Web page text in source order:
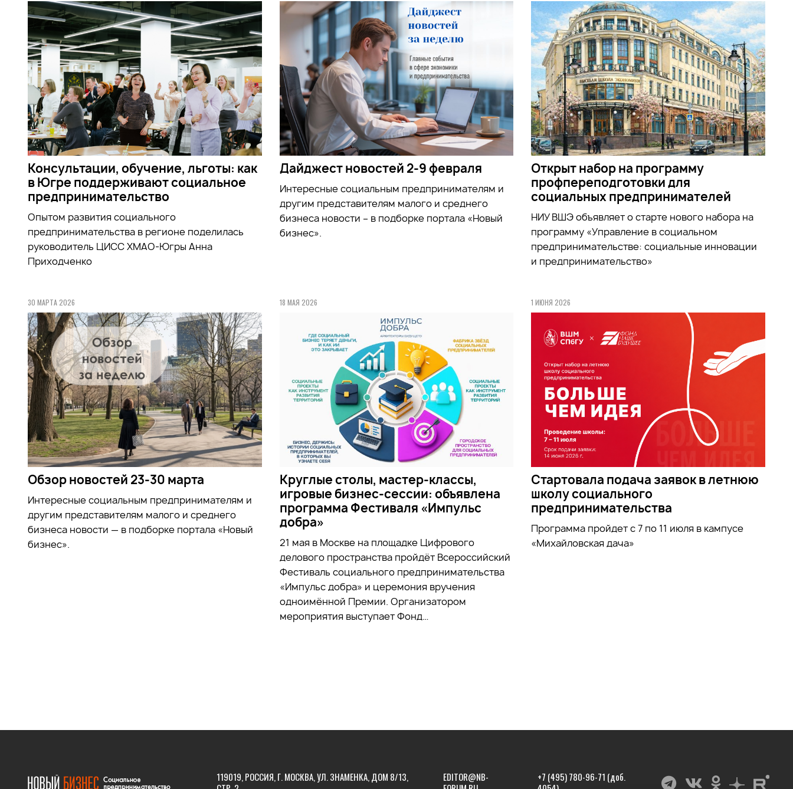
Консультации, обучение, льготы: как
в Югре поддерживают социальное
предпринимательство
Опытом развития социального
предпринимательства в регионе поделилась
руководитель ЦИСС ХМАО-Югры Анна
Приходченко
Дайджест новостей 2-9 февраля
Интересные социальным предпринимателям и
другим представителям малого и среднего
бизнеса новости – в подборке портала «Новый
бизнес».
Открыт набор на программу
профпереподготовки для
социальных предпринимателей
НИУ ВШЭ объявляет о старте нового набора на
программу «Управление в социальном
предпринимательстве: социальные инновации
и предпринимательство»
30 МАРТА 2026
Обзор новостей 23-30 марта
Интересные социальным предпринимателям и
другим представителям малого и среднего
бизнеса новости — в подборке портала «Новый
бизнес».
18 МАЯ 2026
Круглые столы, мастер-классы,
игровые бизнес-сессии: объявлена
программа Фестиваля «Импульс
добра»
21 мая в Москве на площадке Цифрового
делового пространства пройдёт Всероссийский
Фестиваль социального предпринимательства
«Импульс добра» и церемония вручения
одноимённой Премии. Организатором
мероприятия выступает Фонд…
1 ИЮНЯ 2026
Стартовала подача заявок в летнюю
школу социального
предпринимательства
Программа пройдет с 7 по 11 июля в кампусе
«Михайловская дача»
119019, РОССИЯ, Г. МОСКВА, УЛ. ЗНАМЕНКА, ДОМ 8/13,
EDITOR@NB-
+7 (495) 780-96-71 (доб.